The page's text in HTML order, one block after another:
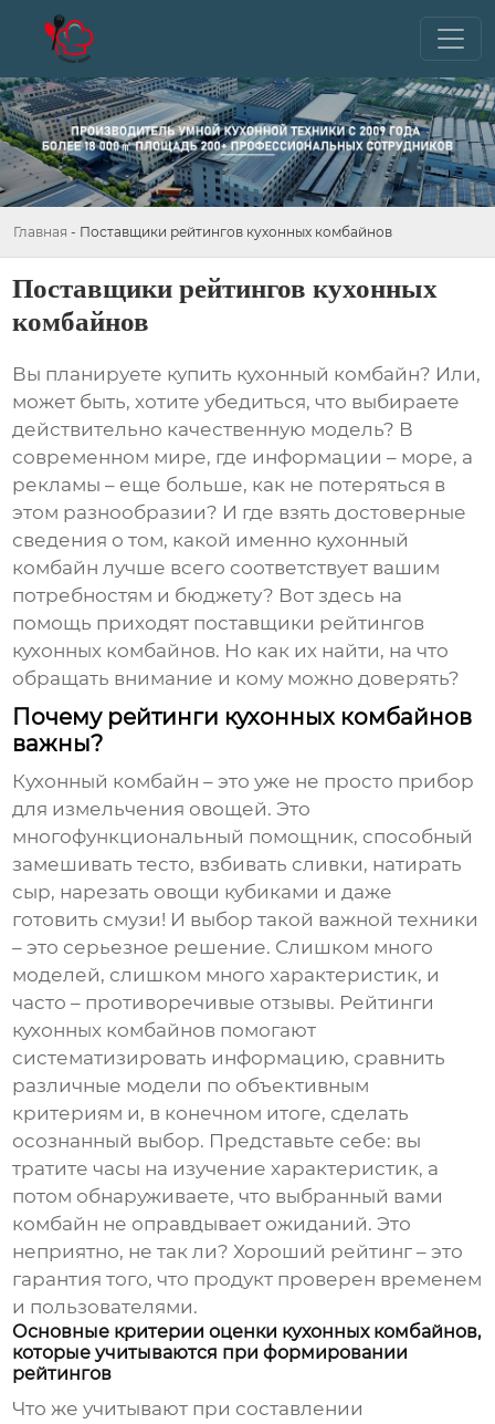
Главная - Поставщики рейтингов кухонных комбайнов
Поставщики рейтингов кухонных
комбайнов
Вы планируете купить кухонный комбайн? Или,
может быть, хотите убедиться, что выбираете
действительно качественную модель? В
современном мире, где информации – море, а
рекламы – еще больше, как не потеряться в
этом разнообразии? И где взять достоверные
сведения о том, какой именно кухонный
комбайн лучше всего соответствует вашим
потребностям и бюджету? Вот здесь на
помощь приходят поставщики рейтингов
кухонных комбайнов. Но как их найти, на что
обращать внимание и кому можно доверять?
Почему рейтинги кухонных комбайнов
важны?
Кухонный комбайн – это уже не просто прибор
для измельчения овощей. Это
многофункциональный помощник, способный
замешивать тесто, взбивать сливки, натирать
сыр, нарезать овощи кубиками и даже
готовить смузи! И выбор такой важной техники
– это серьезное решение. Слишком много
моделей, слишком много характеристик, и
часто – противоречивые отзывы. Рейтинги
кухонных комбайнов помогают
систематизировать информацию, сравнить
различные модели по объективным
критериям и, в конечном итоге, сделать
осознанный выбор. Представьте себе: вы
тратите часы на изучение характеристик, а
потом обнаруживаете, что выбранный вами
комбайн не оправдывает ожиданий. Это
неприятно, не так ли? Хороший рейтинг – это
гарантия того, что продукт проверен временем
и пользователями.
Основные критерии оценки кухонных комбайнов,
которые учитываются при формировании
рейтингов
Что же учитывают при составлении